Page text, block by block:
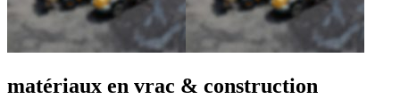
matériaux en vrac & construction